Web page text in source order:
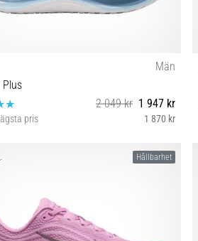
Män
Plus
2 049 kr 1 947 kr
pris 1 870 kr
42 42½ 43 44 44½ 45 45½ 46 47 47½ 48½
Hållbarhet